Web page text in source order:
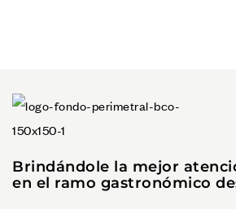
Brindándole la mejor
en el ramo gastronómico